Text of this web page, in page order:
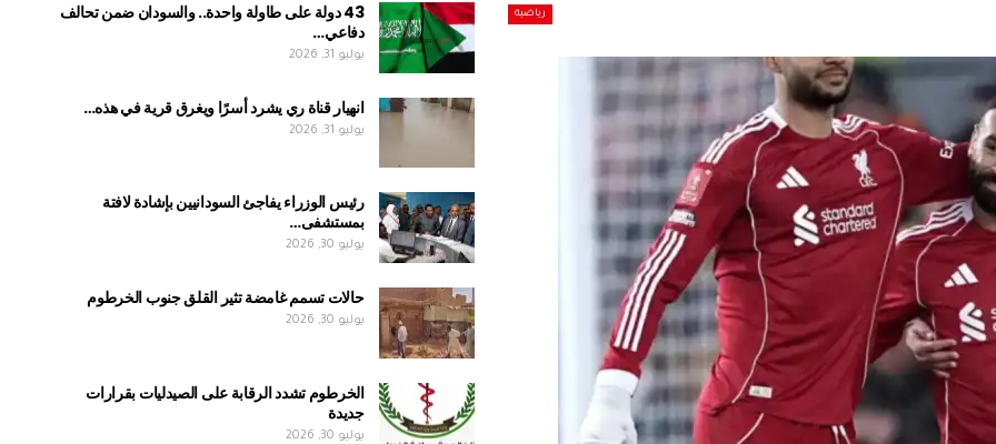
رياضية
43 دولة على طاولة واحدة.. والسودان ضمن تحالف
دفاعي…
يوليو 31, 2026
انهيار قناة ري يشرد أسرًا ويغرق قرية في هذه…
يوليو 31, 2026
رئيس الوزراء يفاجئ السودانيين بإشادة لافتة
بمستشفى…
يوليو 30, 2026
حالات تسمم غامضة تثير القلق جنوب الخرطوم
يوليو 30, 2026
الخرطوم تشدد الرقابة على الصيدليات بقرارات
جديدة
يوليو 30, 2026